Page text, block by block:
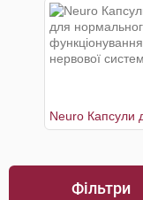
Фільтри